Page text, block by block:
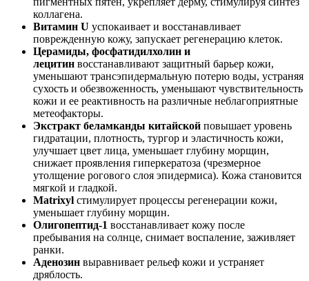
коллагена.
Витамин U успокаивает и восстанавливает
поврежденную кожу, запускает регенерацию клеток.
Церамиды, фосфатидилхолин и
лецитин восстанавливают защитный барьер кожи,
уменьшают трансэпидермальную потерю воды, устраняя
сухость и обезвоженность, уменьшают чувствительность
кожи и ее реактивность на различные неблагоприятные
метеофакторы.
Экстракт беламканды китайской повышает уровень
гидратации, плотность, тургор и эластичность кожи,
улучшает цвет лица, уменьшает глубину морщин,
снижает проявления гиперкератоза (чрезмерное
утолщение рогового слоя эпидермиса). Кожа становится
мягкой и гладкой.
Matrixyl стимулирует процессы регенерации кожи,
уменьшает глубину морщин.
Олигопептид-1 восстанавливает кожу после
пребывания на солнце, снимает воспаление, заживляет
ранки.
Аденозин выравнивает рельеф кожи и устраняет
дряблость.